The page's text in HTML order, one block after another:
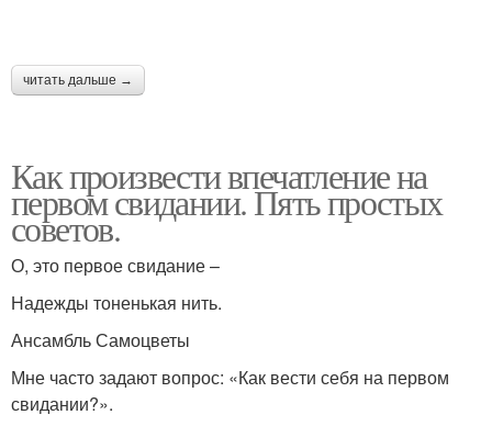
читать дальше →
Как произвести впечатление на
первом свидании. Пять простых
советов.
О, это первое свидание –
Надежды тоненькая нить.
Ансамбль Самоцветы
Мне часто задают вопрос: «Как вести себя на первом
свидании?».